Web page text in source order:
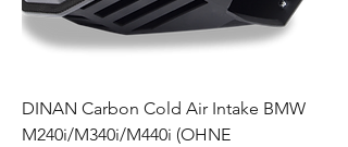
DINAN Carbon Cold Air Intake BMW
M240i/M340i/M440i (OHNE